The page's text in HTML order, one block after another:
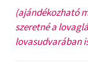
(ajándékozható
szeretné a
lovasudvarában